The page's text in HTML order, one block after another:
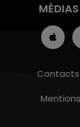
MÉDIAS
Contacts